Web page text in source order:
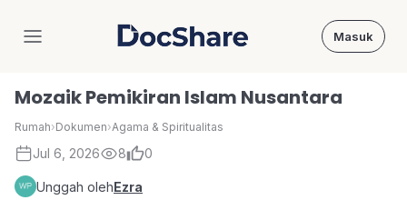
DocShare Masuk
Mozaik Pemikiran Islam Nusantara
Rumah›Dokumen›Agama & Spiritualitas
Jul 6, 2026 8 0
Unggah olehEzra